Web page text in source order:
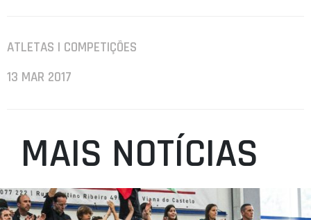
ATLETAS | COMPETIÇÕES
13 MAR 2017
MAIS NOTÍCIAS